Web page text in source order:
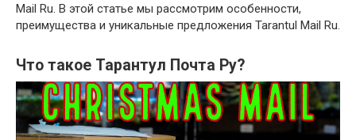
Mail Ru. В этой статье мы рассмотрим особенности,
преимущества и уникальные предложения Tarantul Mail Ru.
Что такое Тарантул Почта Ру?